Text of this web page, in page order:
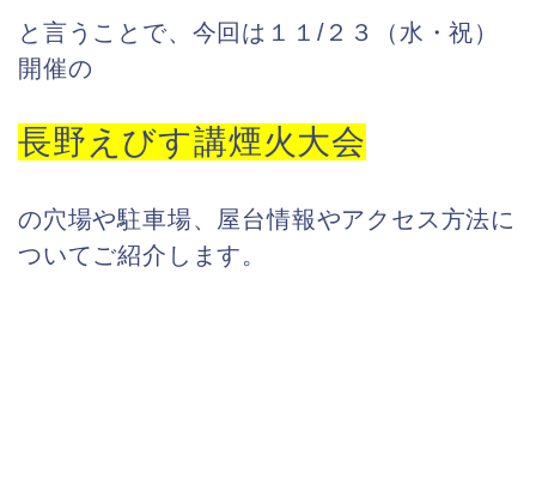
と言うことで、今回は１１/２３（水・祝）
開催の
長野えびす講煙火大会
の穴場や駐車場、屋台情報やアクセス方法に
ついてご紹介します。